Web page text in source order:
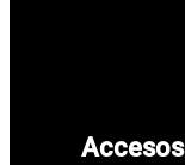
Accesos